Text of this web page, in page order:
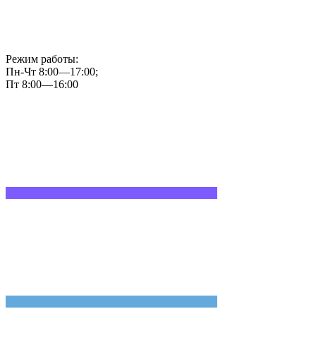
Режим работы:
Пн-Чт 8:00—17:00;
Пт 8:00—16:00